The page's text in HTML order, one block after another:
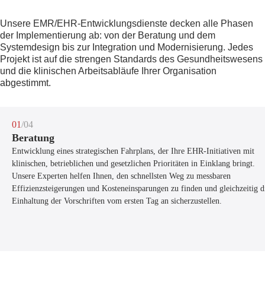
Unsere EMR/EHR-Entwicklungsdienste decken alle Phasen
der Implementierung ab: von der Beratung und dem
Systemdesign bis zur Integration und Modernisierung. Jedes
Projekt ist auf die strengen Standards des Gesundheitswesens
und die klinischen Arbeitsabläufe Ihrer Organisation
abgestimmt.
01/04
Beratung
Entwicklung eines strategischen Fahrplans, der Ihre EHR-Initiativen mit
klinischen, betrieblichen und gesetzlichen Prioritäten in Einklang bringt.
Unsere Experten helfen Ihnen, den schnellsten Weg zu messbaren
Effizienzsteigerungen und Kosteneinsparungen zu finden und gleichzeitig
Einhaltung der Vorschriften vom ersten Tag an sicherzustellen.